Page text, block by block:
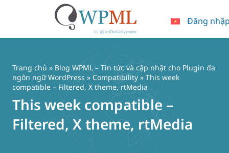
dung
Đăng
Trang chủ » Blog WPML – Tin tức và cập nhật cho Plugin đa
ngôn ngữ WordPress » Compatibility » This week
compatible – Filtered, X theme, rtMedia
This week compatible –
Filtered, X theme, rtMedia